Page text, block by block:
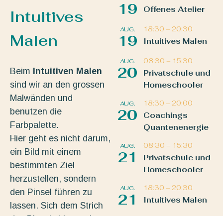
Intuitives
Malen
Beim Intuitiven Malen
sind wir an den grossen
Malwänden und
benutzen die
Farbpalette.
Hier geht es nicht darum,
ein Bild mit einem
bestimmten Ziel
herzustellen, sondern
den Pinsel führen zu
lassen. Sich dem Strich
19 Offenes Atelier
AUG.
19
18:30 – 20:30
Intuitives Malen
AUG.
20
08:30 – 15:30
Privatschule und
Homeschooler
AUG.
20
18:30 – 20:00
Coachings
Quantenenergie
AUG.
21
08:30 – 15:30
Privatschule und
Homeschooler
AUG.
21
18:30 – 20:30
Intuitives Malen